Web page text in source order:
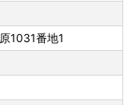
きないこともござ
う、お願い申し上げ
広島県（福山市のみ
県、愛媛県、高知県
1031番地1